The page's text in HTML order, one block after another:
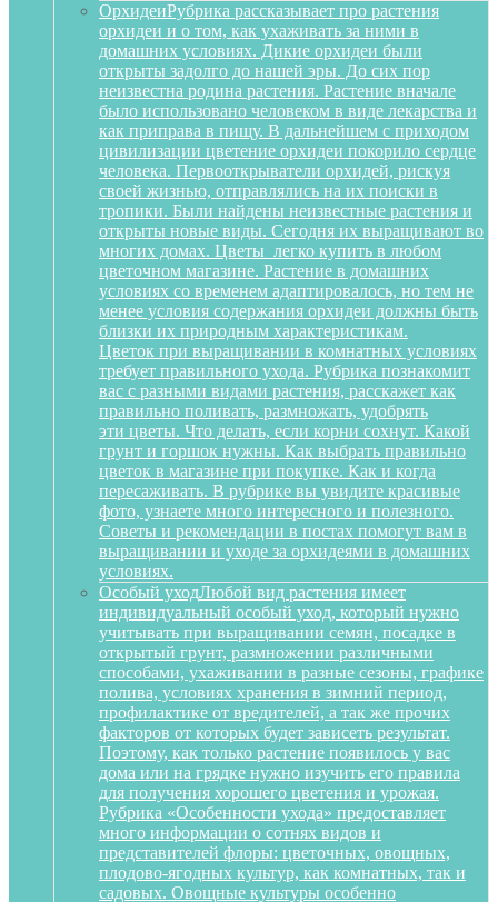
ОрхидеиРубрика рассказывает про растения
орхидеи и о том, как ухаживать за ними в
домашних условиях. Дикие орхидеи были
открыты задолго до нашей эры. До сих пор
неизвестна родина растения. Растение вначале
было использовано человеком в виде лекарства и
как приправа в пищу. В дальнейшем с приходом
цивилизации цветение орхидеи покорило сердце
человека. Первооткрыватели орхидей, рискуя
своей жизнью, отправлялись на их поиски в
тропики. Были найдены неизвестные растения и
открыты новые виды. Сегодня их выращивают во
многих домах. Цветы легко купить в любом
цветочном магазине. Растение в домашних
условиях со временем адаптировалось, но тем не
менее условия содержания орхидеи должны быть
близки их природным характеристикам.
Цветок при выращивании в комнатных условиях
требует правильного ухода. Рубрика познакомит
вас с разными видами растения, расскажет как
правильно поливать, размножать, удобрять
эти цветы. Что делать, если корни сохнут. Какой
грунт и горшок нужны. Как выбрать правильно
цветок в магазине при покупке. Как и когда
пересаживать. В рубрике вы увидите красивые
фото, узнаете много интересного и полезного.
Советы и рекомендации в постах помогут вам в
выращивании и уходе за орхидеями в домашних
условиях.
Особый уходЛюбой вид растения имеет
индивидуальный особый уход, который нужно
учитывать при выращивании семян, посадке в
открытый грунт, размножении различными
способами, ухаживании в разные сезоны, графике
полива, условиях хранения в зимний период,
профилактике от вредителей, а так же прочих
факторов от которых будет зависеть результат.
Поэтому, как только растение появилось у вас
дома или на грядке нужно изучить его правила
для получения хорошего цветения и урожая.
Рубрика «Особенности ухода» предоставляет
много информации о сотнях видов и
представителей флоры: цветочных, овощных,
плодово-ягодных культур, как комнатных, так и
садовых. Овощные культуры особенно